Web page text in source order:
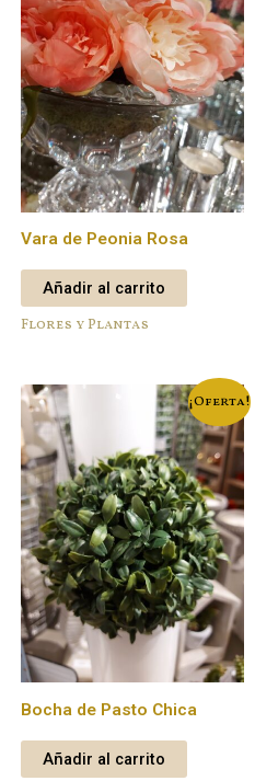
Vara de Peonia Rosa
Añadir al carrito
Flores y Plantas
¡Oferta!
Bocha de Pasto Chica
Añadir al carrito